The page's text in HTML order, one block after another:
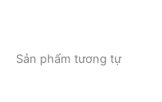
Sản phẩm tương tự